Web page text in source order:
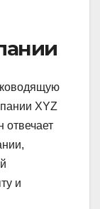
XYZ
отвечает
и